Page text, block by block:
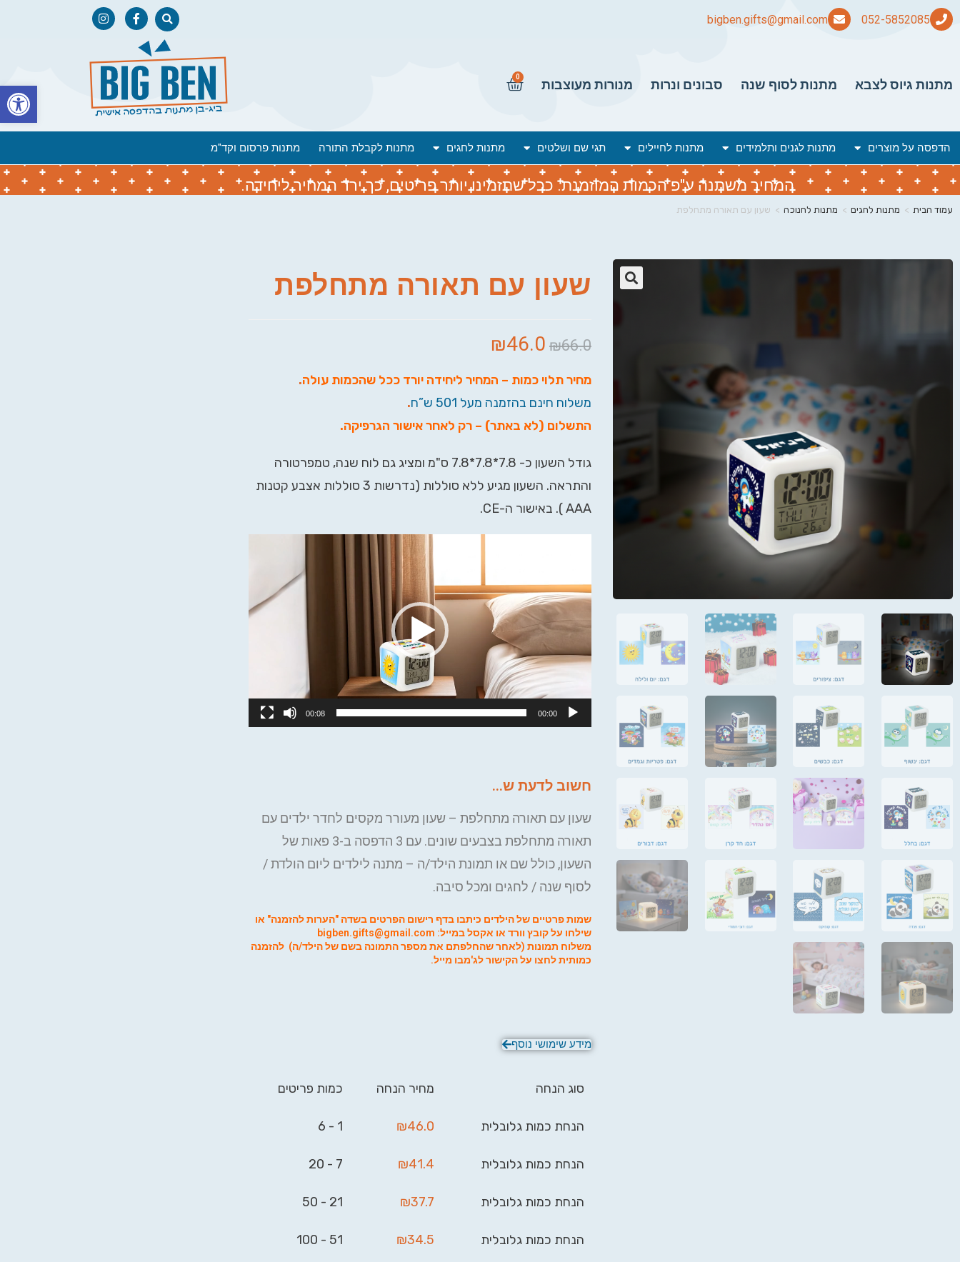
bigben.gifts@gmail.com
מתנות גיוס לצבא מתנות לסוף שנה סבונים ונרות מנורות מעוצבות
0
הדפסה על מוצרים מתנות לגנים ותלמידים מתנות לחיילים תגי שם ושלטים מתנות לחגים מתנות לקבלת התורה מתנות פרסום וקד"מ
המחיר משתנה ע"פ הכמות המוזמנת. ככל שתזמינו יותר פריטים, כך ירד המחיר ליחידה.
עמוד הבית > מתנות לחגים > מתנות לחנוכה > שעון עם תאורה מתחלפת
שעון עם תאורה מתחלפת
₪66.0
₪46.0
מחיר תלוי כמות – המחיר ליחידה יורד ככל שהכמות עולה.
משלוח חינם בהזמנה מעל 501 ש”ח
.
התשלום (לא באתר) – רק לאחר אישור הגרפיקה.
גודל השעון כ- 7.8*7.8*7.8 ס"מ ומציג גם לוח שנה, טמפרטורה
והתראה. השעון מגיע ללא סוללות (נדרשות 3 סוללות אצבע קטנות
AAA ). באישור ה-CE.
00:00
00:08
חשוב לדעת ש...
שעון עם תאורה מתחלפת – שעון מעורר מקסים לחדר ילדים עם
תאורה מתחלפת בצבעים שונים. עם 3 הדפסה ב-3 פאות של
השעון, כולל שם או תמונת הילד/ה – מתנה לילדים ליום הולדת /
לסוף שנה / לחגים ומכל סיבה.
שמות פרטיים של הילדים כיתבו בדף רישום הפרטים בשדה "הערות להזמנה" או
שילחו על קובץ וורד או אקסל במייל: bigben.gifts@gmail.com
משלוח תמונות (לאחר שהחלפתם את מספר התמונה בשם של הילד/ה) להזמנה
כמותית לחצו על הקישור לג'מבו מייל.
מידע שימושי נוסף
סוג הנחה מחיר הנחה כמות פריטים
הנחת כמות גלובלית ₪46.0
1 - 6
הנחת כמות גלובלית ₪41.4
7 - 20
הנחת כמות גלובלית ₪37.7
21 - 50
הנחת כמות גלובלית ₪34.5
51 - 100